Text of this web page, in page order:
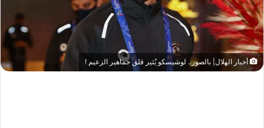
أخبار الهلال| بالصور.. لوشيسكو يُثير قلق جماهير الزعيم !